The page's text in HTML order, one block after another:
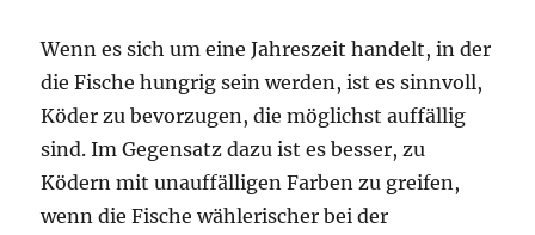
Wenn es sich um eine Jahreszeit handelt, in der
die Fische hungrig sein werden, ist es sinnvoll,
Köder zu bevorzugen, die möglichst auffällig
sind. Im Gegensatz dazu ist es besser, zu
Ködern mit unauffälligen Farben zu greifen,
wenn die Fische wählerischer bei der